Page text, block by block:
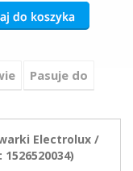
Pasuje do
Electrolux /